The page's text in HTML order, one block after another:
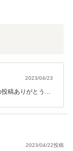
2023/04/23
稿ありがとうご
さい！これか
2023/04/22投稿